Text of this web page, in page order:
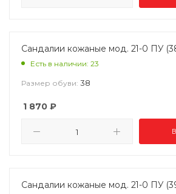
Сандалии кожаные мод. 21-0 ПУ
Есть в наличии: 23
Размер обуви: 38
1 870 ₽
Сандалии кожаные мод. 21-0 ПУ